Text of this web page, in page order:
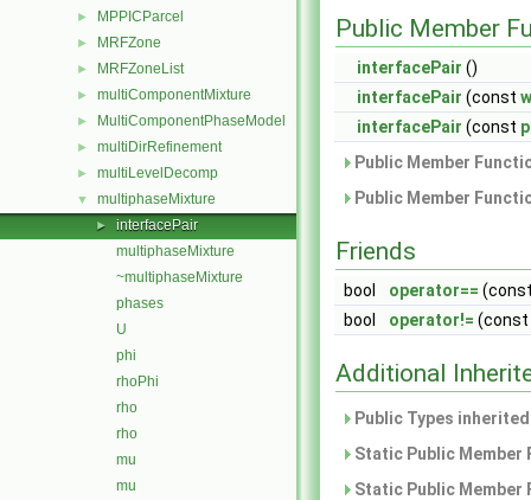
► MPPICParcel
► MRFZone
► MRFZoneList
► multiComponentMixture
► MultiComponentPhaseModel
► multiDirRefinement
► multiLevelDecomp
▼ multiphaseMixture
►
interfacePair
multiphaseMixture
~multiphaseMixture
phases
U
phi
rhoPhi
rho
rho
mu
mu
Public Member
interfacePair ()
interfacePair (const
interfacePair (const
Public Member
Public Member
Friends
bool operator==
bool
operator!= (const
Additional
Public Types
Static Public
Static Public